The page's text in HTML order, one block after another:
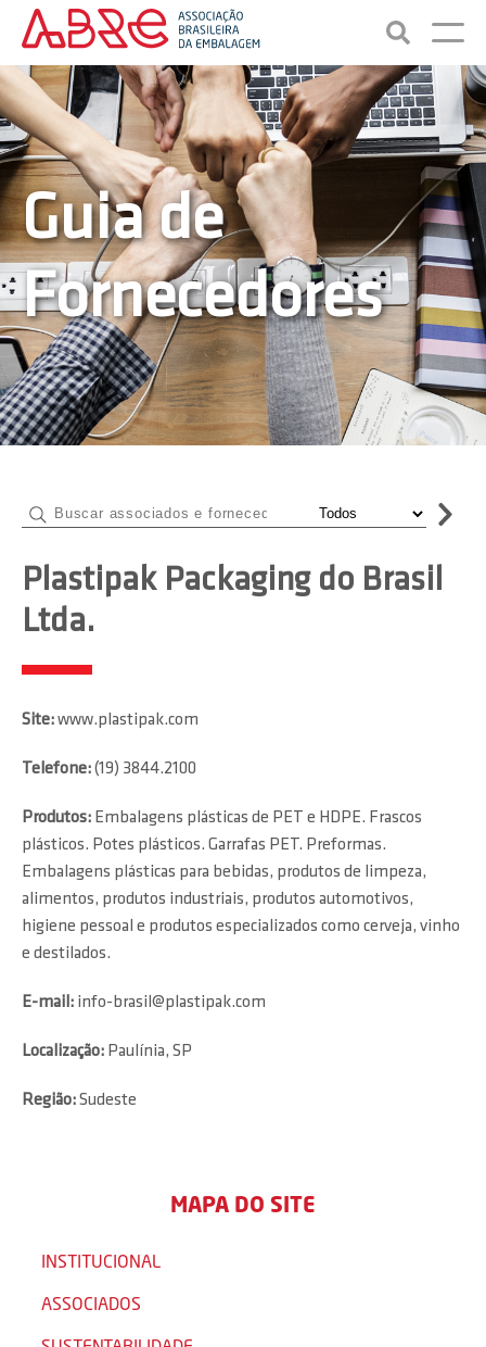
Guia de
Fornecedores
Plastipak Packaging do Brasil
Ltda.
Site:www.plastipak.com
Telefone:(19) 3844.2100
Produtos: Embalagens plásticas de PET e HDPE. Frascos
plásticos. Potes plásticos. Garrafas PET. Preformas.
Embalagens plásticas para bebidas, produtos de limpeza,
alimentos, produtos industriais, produtos automotivos,
higiene pessoal e produtos especializados como cerveja, vinho
e destilados.
E-mail: info-brasil@plastipak.com
Localização: Paulínia, SP
Região:Sudeste
MAPA DO SITE
INSTITUCIONAL
ASSOCIADOS